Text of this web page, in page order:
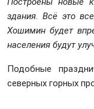
здания. Всё это
Хошимин будет
населения будут
Подобные
северных горных